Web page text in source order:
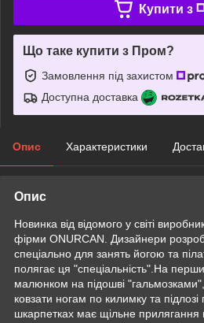
Купити з
Що таке купити з Пром?
Замовлення під захистом
Доступна доставка
Опис Характеристики
Опис
Новинка від відомого у світі
фірми ONURCAN. Дизайнери
спеціально для занять йогою та
полягає ця "спеціальність".На
малюнком на підошві
ковзати ногам по килимку та підлозі
шкарпетках має щільне прилягання